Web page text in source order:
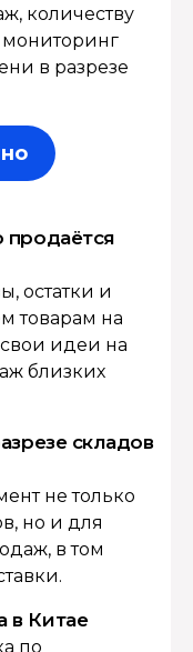
количеству
в разрезе
продаётся
остатки и
товарам на
идеи на
близких
складов
не только
но и для
в том
в Китае
по